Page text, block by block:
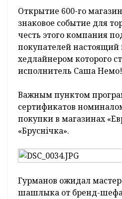
Открытие 600-го
знаковое событие для
честь этого компания
покупателей настоящий
хедлайнером которого
исполнитель Саша Немо!
Важным пунктом
сертификатов
покупки в магазинах
«Бруснiчка».
Гурманов ожидал
шашлыка от бренд-шефа